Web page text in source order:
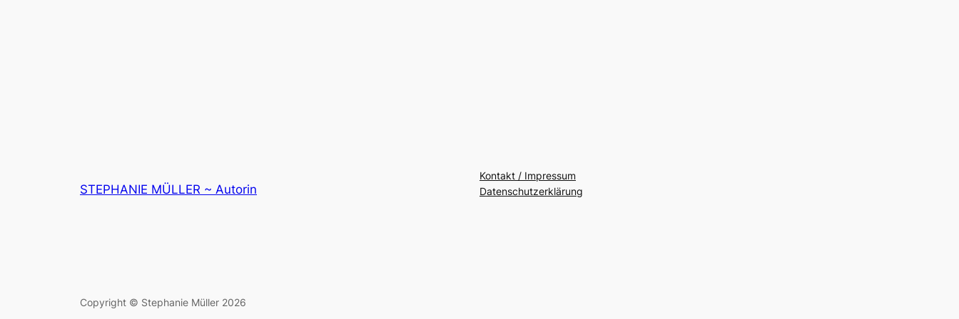
STEPHANIE MÜLLER ~ Autorin
Kontakt / Impressum
Datenschutzerklärung
Copyright © Stephanie Müller 2026